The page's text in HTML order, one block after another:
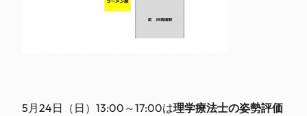
5月24日（日）13:00～17:00は理学療法士の姿勢評価